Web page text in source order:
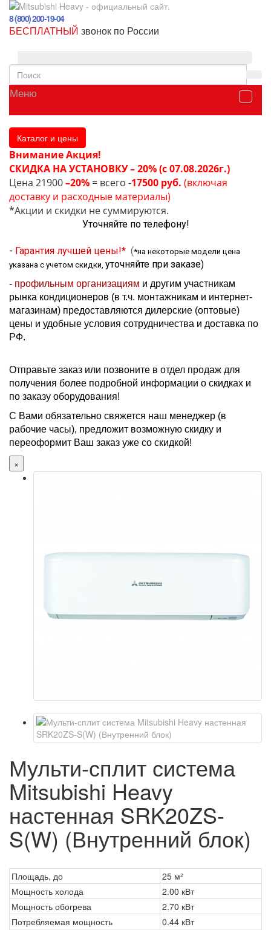
8 (800) 200-19-04
БЕСПЛАТНЫЙ звонок по России
Меню
Каталог и цены
Внимание Акция!
СКИДКА НА УСТАНОВКУ – 20% (с 07.08.2026г.)
Цена 21900–20% = всего -17500 руб. (включая
доставку и расходные материалы)
*Акции и скидки не суммируются.
Уточняйте по телефону!
- Гарантия лучшей цены!* (*на некоторые модели цена
указана с учетом скидки, уточняйте при заказе)
- профильным организациям и другим участникам
рынка кондиционеров (в т.ч. монтажникам и интернет-
магазинам) предоставляются дилерские (оптовые)
цены и удобные условия сотрудничества и доставка по
РФ.
Отправьте заказ или позвоните в отдел продаж для
получения более подробной информации о скидках и
по заказу оборудования!
С Вами обязательно свяжется наш менеджер (в
рабочие часы), предложит возможную скидку и
переоформит Ваш заказ уже со скидкой!
×
Мульти-сплит система
Mitsubishi Heavy
настенная SRK20ZS-
S(W) (Внутренний блок)
Площадь, до
25 м²
Мощность холода
2.00 кВт
Мощность обогрева
2.70 кВт
Потребляемая мощность
0.44 кВт